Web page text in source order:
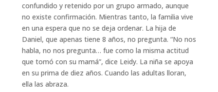
confundido y retenido por un grupo armado, aunque
no existe confirmación. Mientras tanto, la familia vive
en una espera que no se deja ordenar. La hija de
Daniel, que apenas tiene 8 años, no pregunta. “No nos
habla, no nos pregunta… fue como la misma actitud
que tomó con su mamá”, dice Leidy. La niña se apoya
en su prima de diez años. Cuando las adultas lloran,
ella las abraza.